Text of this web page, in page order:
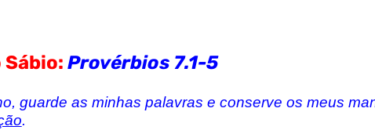
Sábio: Provérbios 7.1-5
guarde as minhas palavras e conserve os meus
.